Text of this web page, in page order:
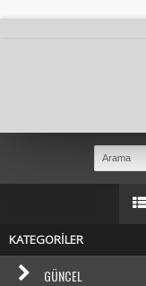
KATEGORİLER
GÜNCEL